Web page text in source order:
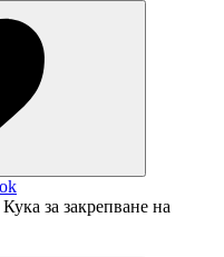
Кука за закрепване на